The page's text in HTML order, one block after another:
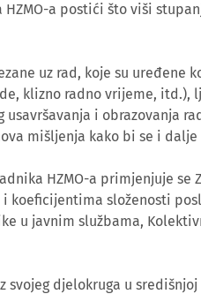
a postići što viši
uz rad, koje su
klizno radno vrijeme,
usavršavanja i obrazovanja
mišljenja kako bi se i
HZMO-a primjenjuje
koeficijentima složenosti
u javnim službama,
svojeg djelokruga u